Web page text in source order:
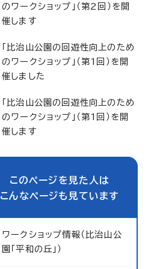
のワークショップ」（第2回）を開
催します
「比治山公園の回遊性向上のため
のワークショップ」（第1回）を開
催しました
「比治山公園の回遊性向上のため
のワークショップ」（第1回）を開
催します
このページを見た人は
こんなページも見ています
ワークショップ情報（比治山公
園「平和の丘」）